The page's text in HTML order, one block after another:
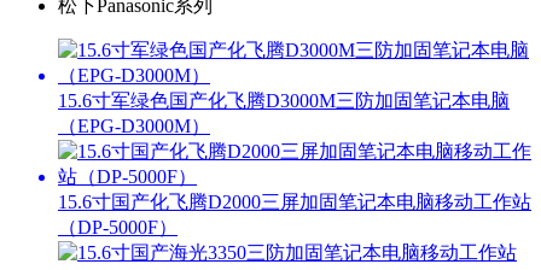
松下Panasonic系列
15.6寸军绿色国产化飞腾D3000M三防加固笔记本电脑
（EPG-D3000M）
15.6寸国产化飞腾D2000三屏加固笔记本电脑移动工作站
（DP-5000F）